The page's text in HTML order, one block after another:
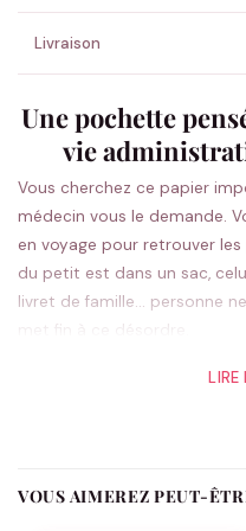
Livraison
Une pochette
vie
Vous cherchez ce papier
médecin vous le demande.
en voyage pour retrouver
du petit est dans un sac,
livret de famille… personne
met fin à ce désordre.
Conçue comme un véritable
LIRE
VOUS AIMEREZ PEUT-